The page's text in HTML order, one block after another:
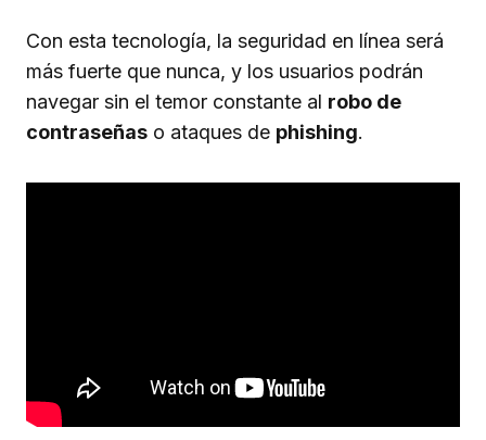
Con esta tecnología, la seguridad en línea será
más fuerte que nunca, y los usuarios podrán
navegar sin el temor constante al robo de
contraseñas o ataques de phishing.